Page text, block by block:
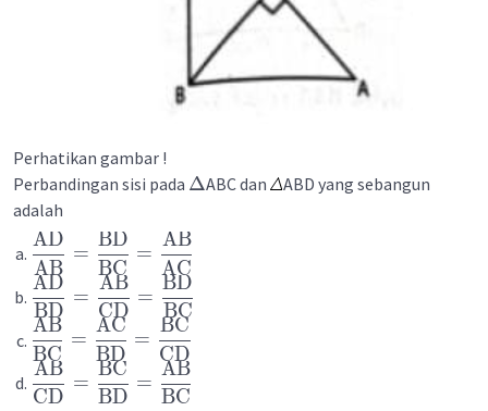
Perhatikan gambar !
Perbandingan sisi pada ΔABC dan
ABD yang sebangun
adalah
AB
AD
=
BC
BD
=
AC
AB
BD
AD
=
CD
AB
=
BC
BD
BC
AB
=
BD
AC
=
CD
BC
CD
AB
=
BD
BC
=
BC
AB